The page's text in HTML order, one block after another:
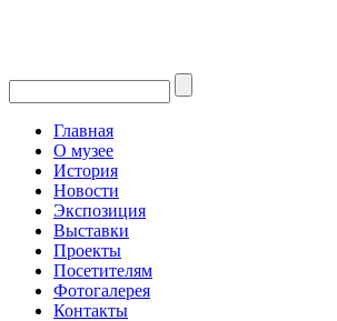
Главная
О музее
История
Новости
Экспозиция
Выставки
Проекты
Посетителям
Фотогалерея
Контакты